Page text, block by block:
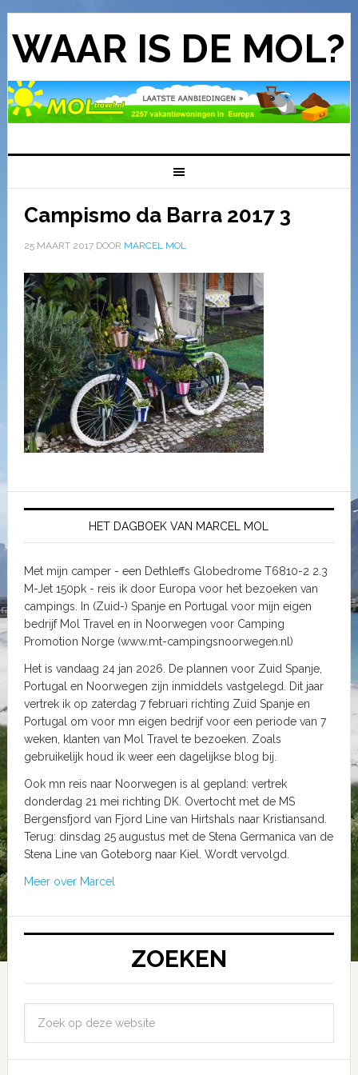
WAAR IS DE MOL?
Campismo da Barra 2017 3
25 MAART 2017DOOR MARCEL MOL
HET DAGBOEK VAN MARCEL MOL
Met mijn camper - een Dethleffs Globedrome T6810-2 2.3
M-Jet 150pk - reis ik door Europa voor het bezoeken van
campings. In (Zuid-) Spanje en Portugal voor mijn eigen
bedrijf Mol Travel en in Noorwegen voor Camping
Promotion Norge (www.mt-campingsnoorwegen.nl)
Het is vandaag 24 jan 2026. De plannen voor Zuid Spanje,
Portugal en Noorwegen zijn inmiddels vastgelegd. Dit jaar
vertrek ik op zaterdag 7 februari richting Zuid Spanje en
Portugal om voor mn eigen bedrijf voor een periode van 7
weken, klanten van Mol Travel te bezoeken. Zoals
gebruikelijk houd ik weer een dagelijkse blog bij.
Ook mn reis naar Noorwegen is al gepland: vertrek
donderdag 21 mei richting DK. Overtocht met de MS
Bergensfjord van Fjord Line van Hirtshals naar Kristiansand.
Terug: dinsdag 25 augustus met de Stena Germanica van de
Stena Line van Goteborg naar Kiel. Wordt vervolgd.
Meer over Marcel
ZOEKEN